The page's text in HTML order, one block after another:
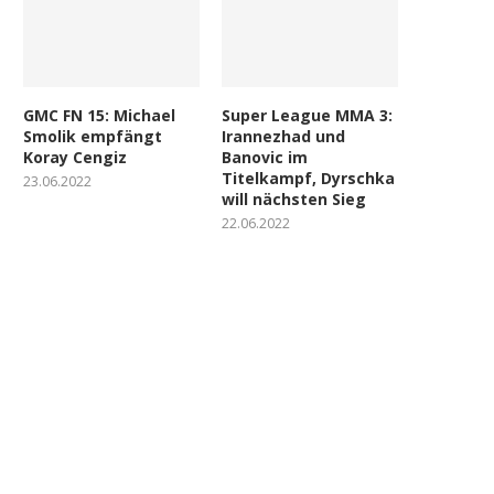
GMC FN 15: Michael
Smolik empfängt
Koray Cengiz
23.06.2022
Super League MMA 3:
Irannezhad und
Banovic im
Titelkampf, Dyrschka
will nächsten Sieg
22.06.2022